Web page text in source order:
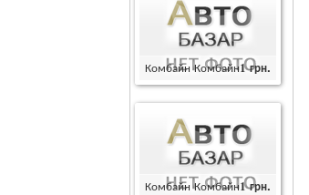
Комбайн Комбайн1 грн.
Комбайн Комбайн1 грн.